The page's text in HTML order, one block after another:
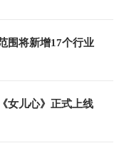
围将新增17个行业
女儿心》正式上线